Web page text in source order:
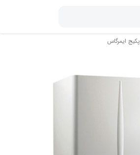
پکیج ایمرگاس